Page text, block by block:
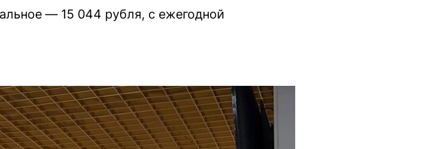
— 15 044 рубля, с ежегодной